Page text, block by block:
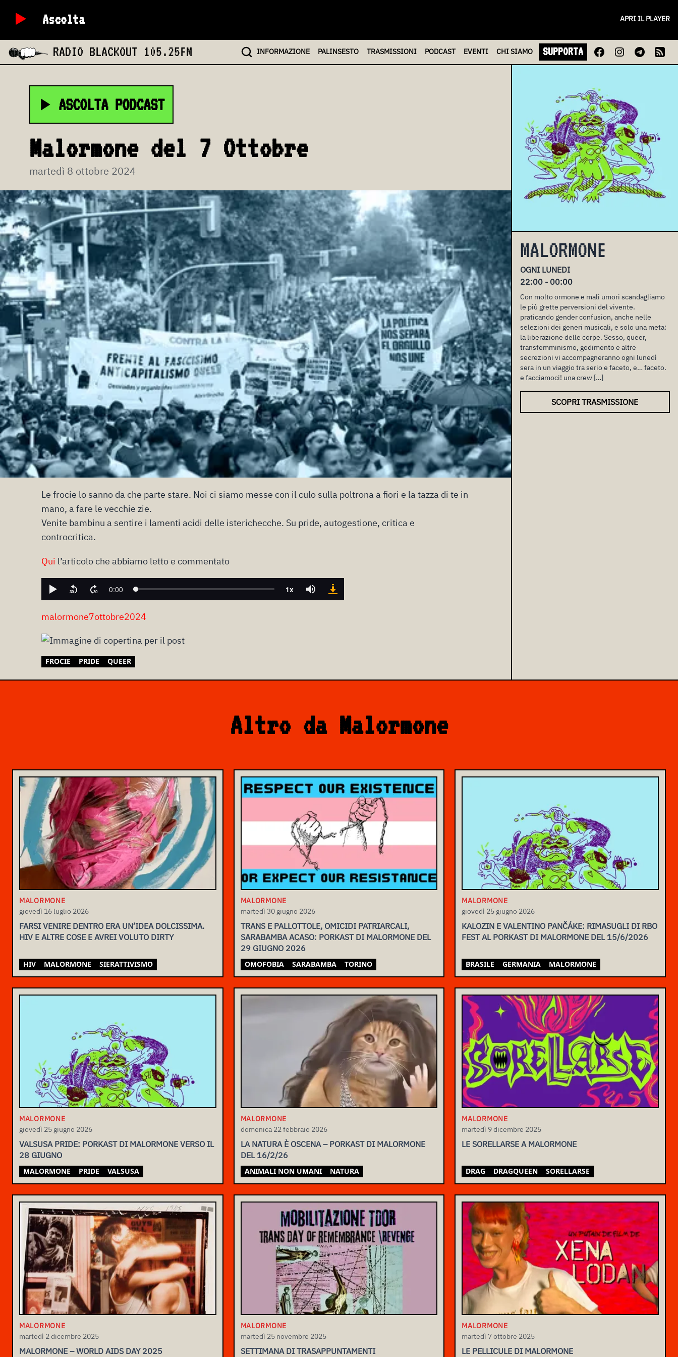
Ascolta APRI IL PLAYER
RADIO BLACKOUT 105.25FM INFORMAZIONE PALINSESTO TRASMISSIONI PODCAST EVENTI CHISIAMO SUPPORTA
ASCOLTA PODCAST
Malormone del 7 Ottobre
martedì 8 ottobre 2024
Le frocie lo sanno da che parte stare. Noi ci siamo messe con il culo sulla poltrona a fiori e la tazza di te in
mano, a fare le vecchie zie.
Venite bambinu a sentire i lamenti acidi delle isterichecche. Su pride, autogestione, critica e
controcritica.
Qui l’articolo che abbiamo letto e commentato
malormone7ottobre2024
FROCIE PRIDE QUEER
MALORMONE
OGNI LUNEDI
22:00 - 00:00
Con molto ormone e mali umori scandagliamo
le più grette perversioni del vivente.
praticando gender confusion, anche nelle
selezioni dei generi musicali, e solo una meta:
la liberazione delle corpe. Sesso, queer,
transfemminismo, godimento e altre
secrezioni vi accompagneranno ogni lunedì
sera in un viaggio tra serio e faceto, e… faceto.
e facciamoci! una crew […]
SCOPRI TRASMISSIONE
Altro da Malormone
MALORMONE
giovedì 16 luglio 2026
FARSI VENIRE DENTRO ERA UN’IDEA DOLCISSIMA.
HIV E ALTRE COSE E AVREI VOLUTO DIRTY
HIV MALORMONE SIERATTIVISMO
MALORMONE
martedì 30 giugno 2026
TRANS E PALLOTTOLE, OMICIDI PATRIARCALI,
SARABAMBA ACASO: PORKAST DI MALORMONE DEL
29 GIUGNO 2026
OMOFOBIA SARABAMBA TORINO
MALORMONE
giovedì 25 giugno 2026
KALOZIN E VALENTINO PANČÁKE: RIMASUGLI DI RBO
FEST AL PORKAST DI MALORMONE DEL 15/6/2026
BRASILE GERMANIA MALORMONE
MALORMONE
giovedì 25 giugno 2026
VALSUSA PRIDE: PORKAST DI MALORMONE VERSO IL
28 GIUGNO
MALORMONE PRIDE VALSUSA
MALORMONE
domenica 22 febbraio 2026
LA NATURA È OSCENA – PORKAST DI MALORMONE
DEL 16/2/26
ANIMALI NON UMANI NATURA
MALORMONE
martedì 9 dicembre 2025
LE SORELLARSE A MALORMONE
DRAG DRAGQUEEN SORELLARSE
MALORMONE
martedì 2 dicembre 2025
MALORMONE – WORLD AIDS DAY 2025
MALORMONE
martedì 25 novembre 2025
SETTIMANA DI TRASAPPUNTAMENTI
MALORMONE
martedì 7 ottobre 2025
LE PELLICULE DI MALORMONE